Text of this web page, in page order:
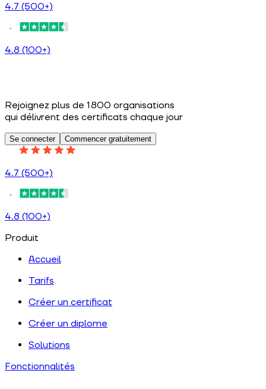
4.7 (500+)
4.8 (100+)
Rejoignez plus de 1 800 organisations
qui délivrent des certificats chaque jour
Se connecter Commencer gratuitement
4.7 (500+)
4.8 (100+)
Produit
Accueil
Tarifs
Créer un certificat
Créer un diplome
Solutions
Fonctionnalités